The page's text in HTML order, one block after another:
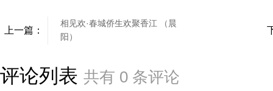
上一篇：
相见欢·春城侨生欢聚香江 （晨
阳）
评论列表 共有 0 条评论